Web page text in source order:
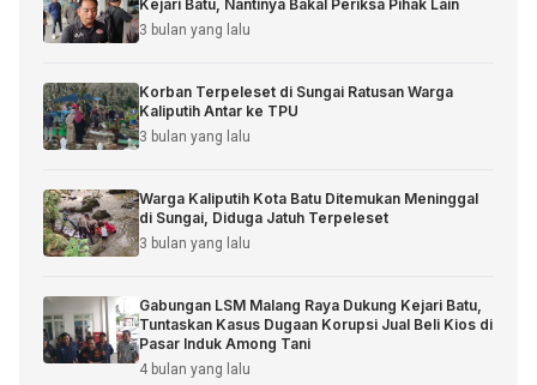
Kejari Batu, Nantinya Bakal Periksa Pihak Lain
3 bulan yang lalu
Korban Terpeleset di Sungai Ratusan Warga
Kaliputih Antar ke TPU
3 bulan yang lalu
Warga Kaliputih Kota Batu Ditemukan Meninggal
di Sungai, Diduga Jatuh Terpeleset
3 bulan yang lalu
Gabungan LSM Malang Raya Dukung Kejari Batu,
Tuntaskan Kasus Dugaan Korupsi Jual Beli Kios di
Pasar Induk Among Tani
4 bulan yang lalu